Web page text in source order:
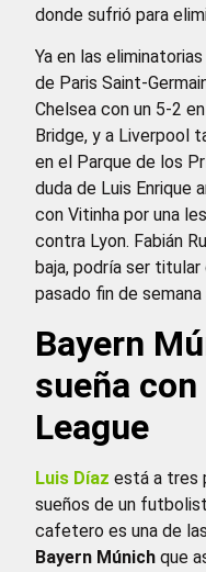
donde sufrió para
Ya en las
de Paris Saint-
Chelsea con un 5-2
Bridge, y a Liverpool
en el Parque de los
duda de Luis Enrique
con Vitinha por una
contra Lyon. Fabián
baja, podría ser
pasado fin de
Bayern
sueña
League
Luis Díaz está a tres
sueños de un
cafetero es una de
Bayern Múnich que